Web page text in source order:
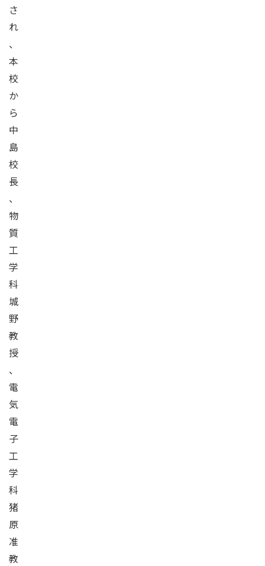
さ
れ
、
本
校
か
ら
中
島
校
長
、
物
質
工
学
科
城
野
教
授
、
電
気
電
子
工
学
科
猪
原
准
教